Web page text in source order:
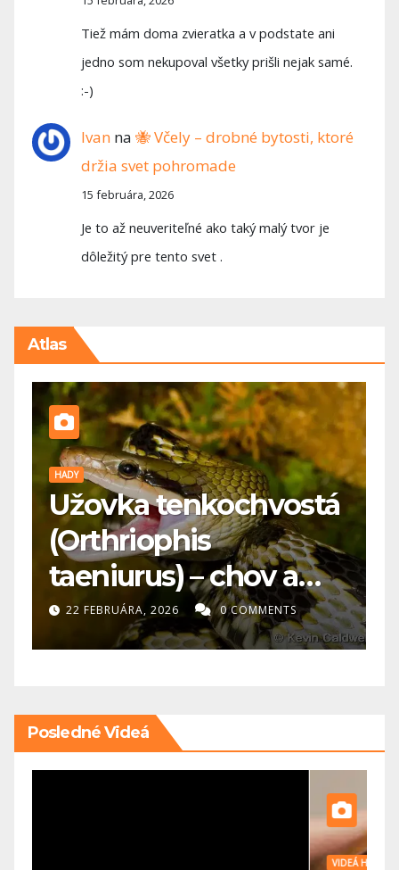
Tiež mám doma zvieratka a v podstate ani
jedno som nekupoval všetky prišli nejak samé.
:-)
Ivan na🐝 Včely – drobné bytosti, ktoré
držia svet pohromade
15 februára, 2026
Je to až neuveriteľné ako taký malý tvor je
dôležitý pre tento svet .
Atlas
PES
🐕 Maďarská vyžla:
koho je vhodná a
potrebuje?
20 FEBRUÁRA, 2026 0 COMMENTS
Posledné Videá